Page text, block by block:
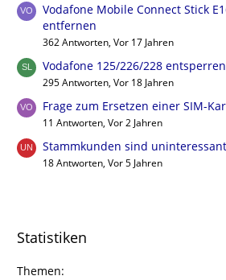
Vodafone Mobile Connect Stick
entfernen
362 Antworten, Vor 17 Jahren
Vodafone 125/226/228 entsperren
295 Antworten, Vor 18 Jahren
Frage zum Ersetzen einer SIM-
11 Antworten, Vor 2 Jahren
Stammkunden sind
18 Antworten, Vor 5 Jahren
Statistiken
Themen